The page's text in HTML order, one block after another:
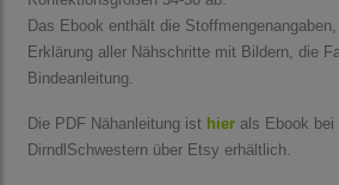
Das Ebook enthält die
Erklärung aller Nähschritte mit Bildern, die
Bindeanleitung.
Die PDF Nähanleitung ist hier als Ebook bei
DirndlSchwestern über Etsy erhältlich.